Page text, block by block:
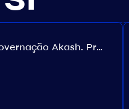
Governação Akash. Proposta №307